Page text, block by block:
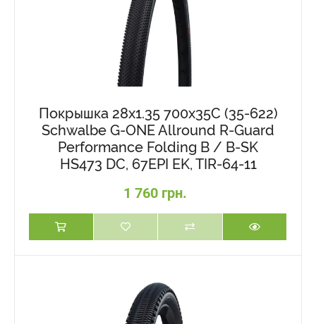
Покрышка 28x1.35 700x35C (35-622)
Schwalbe G-ONE Allround R-Guard
Performance Folding B / B-SK
HS473 DC, 67EPI EK, TIR-64-11
1 760 грн.